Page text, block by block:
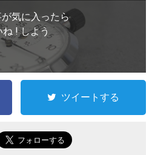
気に入ったら
! しよう
ツイートする